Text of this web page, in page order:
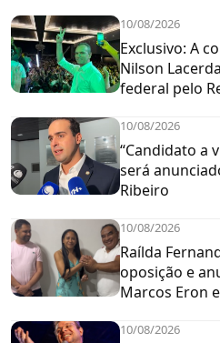
10/08/2026
Exclusivo: A
Nilson
federal pelo
10/08/2026
“Candidato a
será
Ribeiro
10/08/2026
Raílda
oposição e
Marcos Eron
10/08/2026